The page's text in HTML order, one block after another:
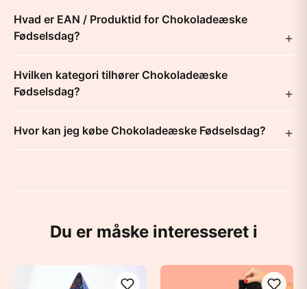
Hvad er EAN / Produktid for Chokoladeæske
Fødselsdag?
Hvilken kategori tilhører Chokoladeæske
Fødselsdag?
Hvor kan jeg købe Chokoladeæske Fødselsdag?
Du er måske interesseret i